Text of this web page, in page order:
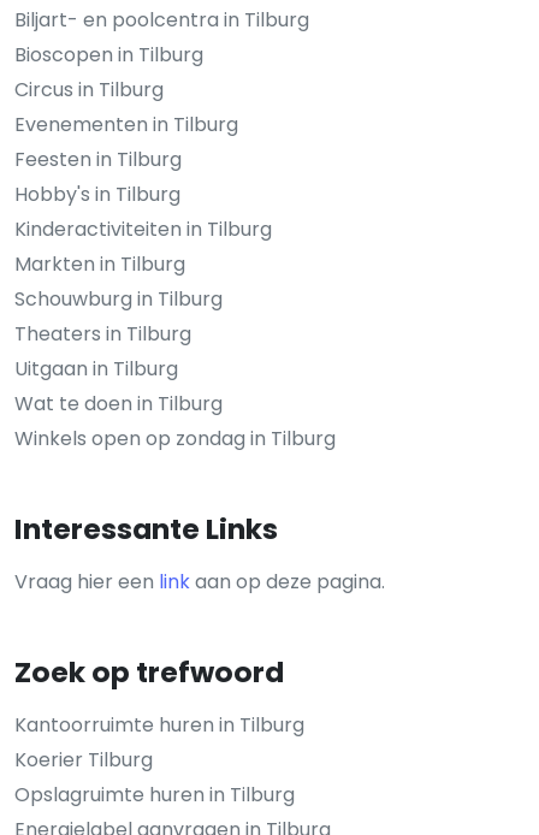
Biljart- en poolcentra in Tilburg
Bioscopen in Tilburg
Circus in Tilburg
Evenementen in Tilburg
Feesten in Tilburg
Hobby's in Tilburg
Kinderactiviteiten in Tilburg
Markten in Tilburg
Schouwburg in Tilburg
Theaters in Tilburg
Uitgaan in Tilburg
Wat te doen in Tilburg
Winkels open op zondag in Tilburg
Interessante Links
Vraag hier een linkaan op deze pagina.
Zoek op trefwoord
Kantoorruimte huren in Tilburg
Koerier Tilburg
Opslagruimte huren in Tilburg
Energielabel aanvragen in Tilburg